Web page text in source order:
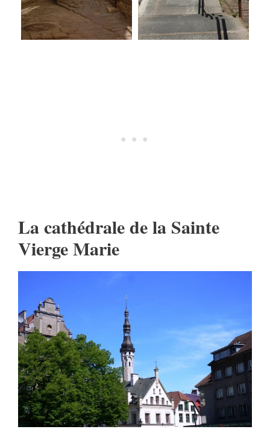
La cathédrale de la Sainte
Vierge Marie